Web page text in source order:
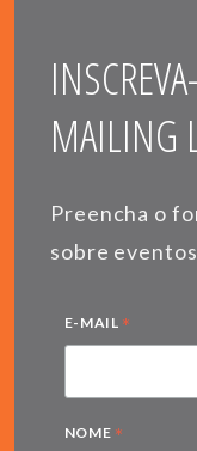
MAILING
Preencha o
sobre
E-MAIL *
NOME *